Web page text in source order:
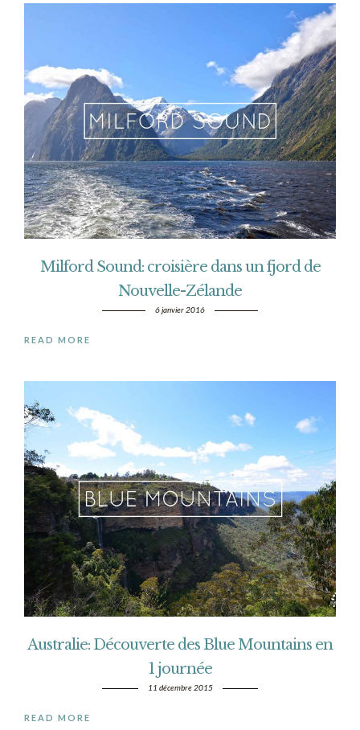
Milford Sound: croisière dans un fjord de
Nouvelle-Zélande
6 janvier 2016
READ MORE
Australie: Découverte des Blue Mountains en
1 journée
11 décembre 2015
READ MORE